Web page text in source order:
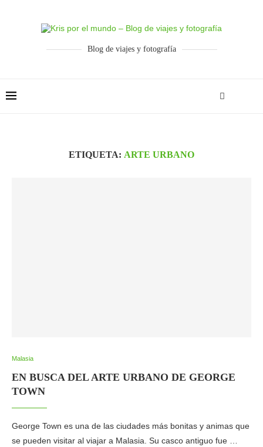
Blog de viajes y fotografía
ETIQUETA: ARTE URBANO
Malasia
EN BUSCA DEL ARTE URBANO DE GEORGE
TOWN
George Town es una de las ciudades más bonitas y animas que
se pueden visitar al viajar a Malasia. Su casco antiguo fue …